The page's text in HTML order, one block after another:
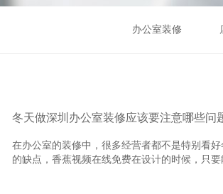
办公室装修
冬天做深圳办公室装修应该要注意哪些问
在办公室的装修中，很多经营者都不是特别看
的缺点，香蕉视频在线免费在设计的时候，只